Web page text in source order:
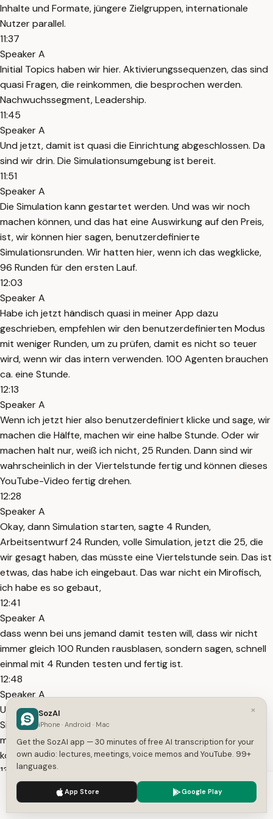
Inhalte und Formate, jüngere Zielgruppen, internationale
Nutzer parallel.
11:37
Speaker A
Initial Topics haben wir hier. Aktivierungssequenzen, das sind
quasi Fragen, die reinkommen, die besprochen werden.
Nachwuchssegment, Leadership.
11:45
Speaker A
Und jetzt, damit ist quasi die Einrichtung abgeschlossen. Da
sind wir drin. Die Simulationsumgebung ist bereit.
11:51
Speaker A
Die Simulation kann gestartet werden. Und was wir noch
machen können, und das hat eine Auswirkung auf den Preis,
ist, wir können hier sagen, benutzerdefinierte
Simulationsrunden. Wir hatten hier, wenn ich das wegklicke,
96 Runden für den ersten Lauf.
12:03
Speaker A
Habe ich jetzt händisch quasi in meiner App dazu
geschrieben, empfehlen wir den benutzerdefinierten Modus
mit weniger Runden, um zu prüfen, damit es nicht so teuer
wird, wenn wir das intern verwenden. 100 Agenten brauchen
ca. eine Stunde.
12:13
Speaker A
Wenn ich jetzt hier also benutzerdefiniert klicke und sage, wir
machen die Hälfte, machen wir eine halbe Stunde. Oder wir
machen halt nur, weiß ich nicht, 25 Runden. Dann sind wir
wahrscheinlich in der Viertelstunde fertig und können dieses
YouTube-Video fertig drehen.
12:28
Speaker A
Okay, dann Simulation starten, sagte 4 Runden,
Arbeitsentwurf 24 Runden, volle Simulation, jetzt die 25, die
wir gesagt haben, das müsste eine Viertelstunde sein. Das ist
etwas, das habe ich eingebaut. Das war nicht ein Mirofisch,
ich habe es so gebaut,
12:41
Speaker A
dass wenn bei uns jemand damit testen will, dass wir nicht
immer gleich 100 Runden rausblasen, sondern sagen, schnell
einmal mit 4 Runden testen und fertig ist.
12:48
Speaker A
Und wir machen jetzt mal die 25 Runden und starten die
Simulation. Und jetzt beginnen die Agents, die speziell mit
meinen Themen trainiert wurden, miteinander zu
kommunizieren und simulieren die Realität. Cool.
13:01
Speaker A
Ja, nun sitzen wir hier und warten. Ja. Da hast du hier den
Twitter-Signal für den Reddit-Feed.
We use cookies to enhance your experience.
×
SozAI
iPhone · Android · Mac
Get the SozAI app — 30 minutes of free AI transcription for your
own audio: lectures, meetings, voice memos and YouTube. 99+
languages.
App Store Google Play